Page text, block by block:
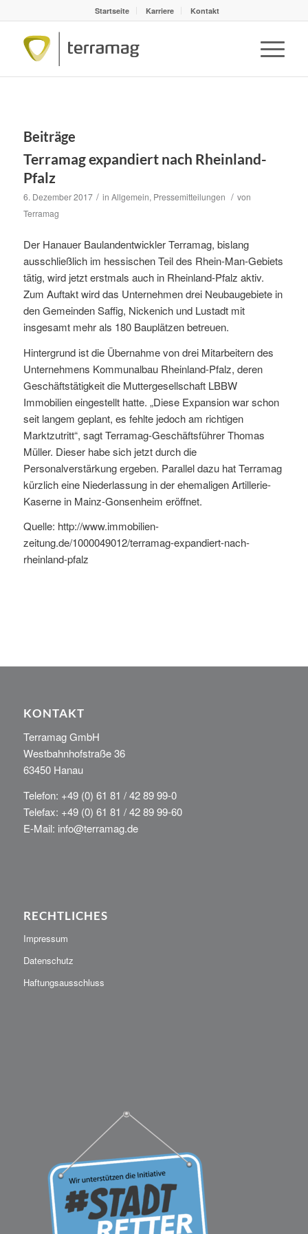
Startseite Karriere Kontakt
Beiträge
Terramag expandiert nach Rheinland-
Pfalz
6. Dezember 2017 / in Allgemein, Pressemitteilungen / von
Terramag
Der Hanauer Baulandentwickler Terramag, bislang
ausschließlich im hessischen Teil des Rhein-Man-Gebiets
tätig, wird jetzt erstmals auch in Rheinland-Pfalz aktiv.
Zum Auftakt wird das Unternehmen drei Neubaugebiete in
den Gemeinden Saffig, Nickenich und Lustadt mit
insgesamt mehr als 180 Bauplätzen betreuen.
Hintergrund ist die Übernahme von drei Mitarbeitern des
Unternehmens Kommunalbau Rheinland-Pfalz, deren
Geschäftstätigkeit die Muttergesellschaft LBBW
Immobilien eingestellt hatte. „Diese Expansion war schon
seit langem geplant, es fehlte jedoch am richtigen
Marktzutritt“, sagt Terramag-Geschäftsführer Thomas
Müller. Dieser habe sich jetzt durch die
Personalverstärkung ergeben. Parallel dazu hat Terramag
kürzlich eine Niederlassung in der ehemaligen Artillerie-
Kaserne in Mainz-Gonsenheim eröffnet.
Quelle: http://www.immobilien-
zeitung.de/1000049012/terramag-expandiert-nach-
rheinland-pfalz
KONTAKT
Terramag GmbH
Westbahnhofstraße 36
63450 Hanau
Telefon: +49 (0) 61 81 / 42 89 99-0
Telefax: +49 (0) 61 81 / 42 89 99-60
E-Mail: info@terramag.de
RECHTLICHES
Impressum
Datenschutz
Haftungsausschluss